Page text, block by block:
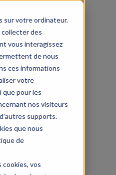
sur votre ordinateur.
des
vous interagissez
de nous
ces informations
votre
que pour les
nos visiteurs
supports.
que nous
de
cookies, vos